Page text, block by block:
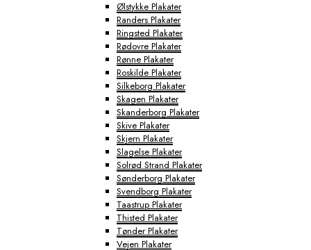
Ølstykke Plakater
Randers Plakater
Ringsted Plakater
Rødovre Plakater
Rønne Plakater
Roskilde Plakater
Silkeborg Plakater
Skagen Plakater
Skanderborg Plakater
Skive Plakater
Skjern Plakater
Slagelse Plakater
Solrød Strand Plakater
Sønderborg Plakater
Svendborg Plakater
Taastrup Plakater
Thisted Plakater
Tønder Plakater
Vejen Plakater